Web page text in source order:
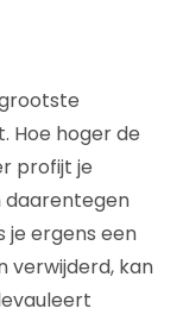
Hoe hoger de
profijt je
daarentegen
je ergens een
verwijderd, kan